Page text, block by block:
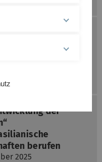
der
berufen
2025